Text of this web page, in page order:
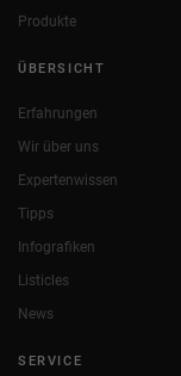
Produkte
ÜBERSICHT
Erfahrungen
Wir über uns
Expertenwissen
Tipps
Infografiken
Listicles
News
SERVICE